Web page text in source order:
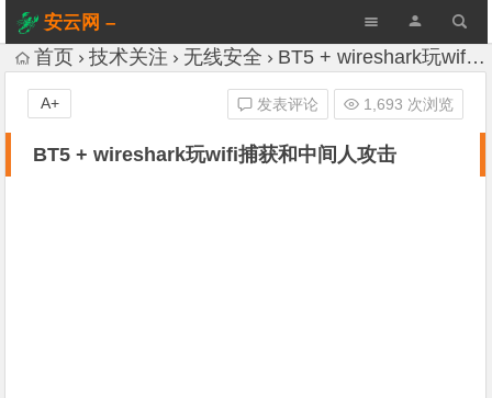
安云网 –
AnYun.ORG
首页 技术关注 无线安全 BT5 + wireshark玩wifi捕获和中间人攻击
BT5 + wireshark玩wifi捕获和中间人攻击
发表评论 1,693 次浏览
A+